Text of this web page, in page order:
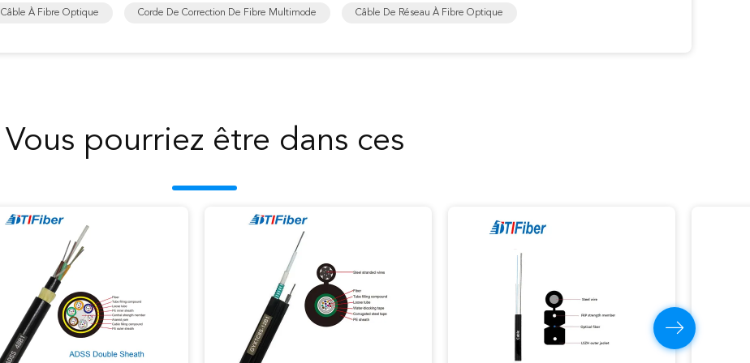
Câble À Fibre Optique Corde De Correction De Fibre Multimode Câble De Réseau À Fibre Optique
Vous pourriez être dans ces